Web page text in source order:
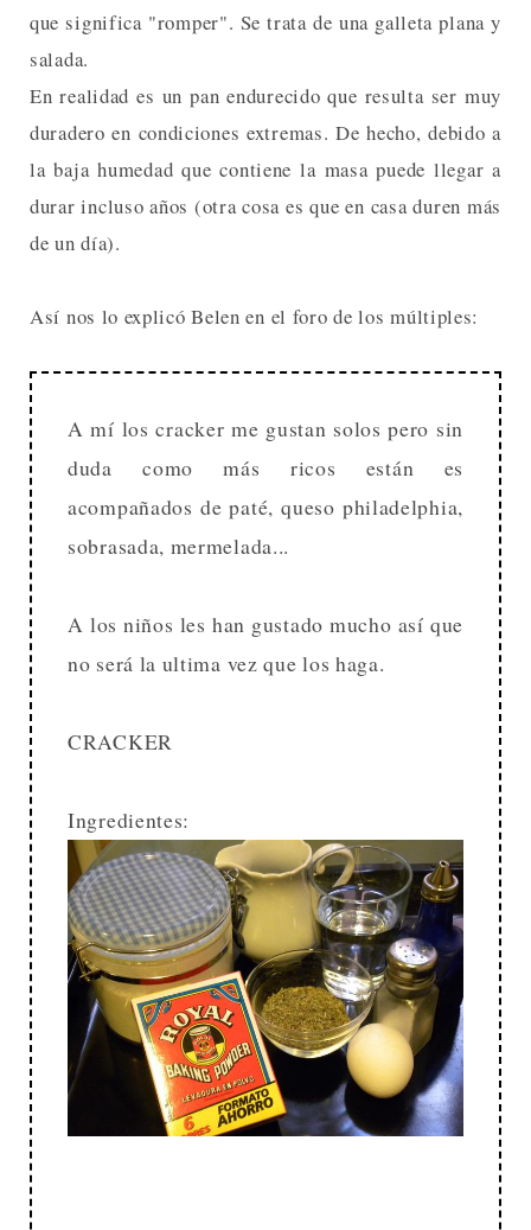
que significa "romper". Se trata de una galleta plana y
salada.
En realidad es un pan endurecido que resulta ser muy
duradero en condiciones extremas. De hecho, debido a
la baja humedad que contiene la masa puede llegar a
durar incluso años (otra cosa es que en casa duren más
de un día).
Así nos lo explicó Belen en el foro de los múltiples:
A mí los cracker me gustan solos pero sin
duda como más ricos están es
acompañados de paté, queso philadelphia,
sobrasada, mermelada...
A los niños les han gustado mucho así que
no será la ultima vez que los haga.
CRACKER
Ingredientes: